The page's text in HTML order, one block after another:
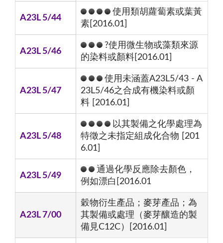
A23L 5/44
使用類胡蘿蔔素或葉黃
素[2016.01]
A23L 5/46
?使用微生物或藻類來源
的染料或顏料[2016.01]
A23L 5/47
使用未涵蓋A23L5/43 - A
23L5/46之合成有機染料或顏
料 [2016.01]
A23L 5/48
以其製備之化學處理為
特徵之未指定組成化合物 [201
6.01]
A23L 5/49
通過化學反應除去顏色，
例如漂白[2016.01
A23L 7/00
穀物衍生產品；麥芽產品；為
其製備或處理（麥芽釀造的製
備見C12C）[2016.01]